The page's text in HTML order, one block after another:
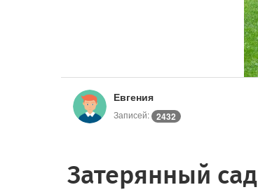
Евгения
Записей: 2432
Затерянный сад